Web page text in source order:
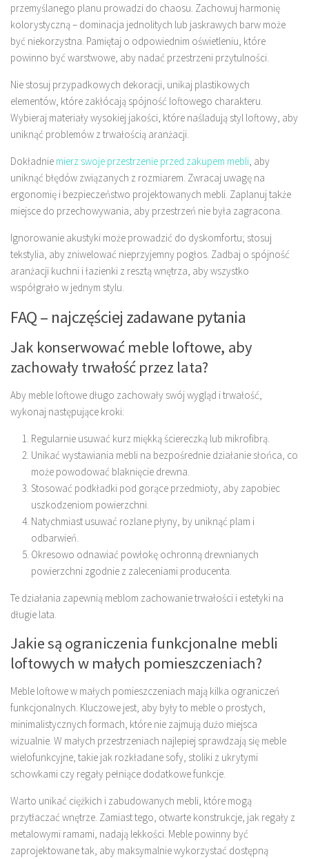
przemyślanego planu prowadzi do chaosu. Zachowuj harmonię
kolorystyczną – dominacja jednolitych lub jaskrawych barw może
być niekorzystna. Pamiętaj o odpowiednim oświetleniu, które
powinno być warstwowe, aby nadać przestrzeni przytulności.
Nie stosuj przypadkowych dekoracji, unikaj plastikowych
elementów, które zakłócają spójność loftowego charakteru.
Wybieraj materiały wysokiej jakości, które naśladują styl loftowy, aby
uniknąć problemów z trwałością aranżacji.
Dokładnie mierz swoje przestrzenie przed zakupem mebli , aby
uniknąć błędów związanych z rozmiarem. Zwracaj uwagę na
ergonomię i bezpieczeństwo projektowanych mebli. Zaplanuj także
miejsce do przechowywania, aby przestrzeń nie była zagracona.
Ignorowanie akustyki może prowadzić do dyskomfortu; stosuj
tekstylia, aby zniwelować nieprzyjemny pogłos. Zadbaj o spójność
aranżacji kuchni i łazienki z resztą wnętrza, aby wszystko
współgrało w jednym stylu.
FAQ – najczęściej zadawane pytania
Jak konserwować meble loftowe, aby
zachowały trwałość przez lata?
Aby meble loftowe długo zachowały swój wygląd i trwałość,
wykonaj następujące kroki:
Regularnie usuwać kurz miękką ściereczką lub mikrofibrą.
Unikać wystawiania mebli na bezpośrednie działanie słońca, co
może powodować blaknięcie drewna.
Stosować podkładki pod gorące przedmioty, aby zapobiec
uszkodzeniom powierzchni.
Natychmiast usuwać rozlane płyny, by uniknąć plam i
odbarwień.
Okresowo odnawiać powłokę ochronną drewnianych
powierzchni zgodnie z zaleceniami producenta.
Te działania zapewnią meblom zachowanie trwałości i estetyki na
długie lata.
Jakie są ograniczenia funkcjonalne mebli
loftowych w małych pomieszczeniach?
Meble loftowe w małych pomieszczeniach mają kilka ograniczeń
funkcjonalnych. Kluczowe jest, aby były to meble o prostych,
minimalistycznych formach, które nie zajmują dużo miejsca
wizualnie. W małych przestrzeniach najlepiej sprawdzają się meble
wielofunkcyjne, takie jak rozkładane sofy, stoliki z ukrytymi
schowkami czy regały pełniące dodatkowe funkcje.
Warto unikać ciężkich i zabudowanych mebli, które mogą
przytłaczać wnętrze. Zamiast tego, otwarte konstrukcje, jak regały z
metalowymi ramami, nadają lekkości. Meble powinny być
zaprojektowane tak, aby maksymalnie wykorzystać dostępną